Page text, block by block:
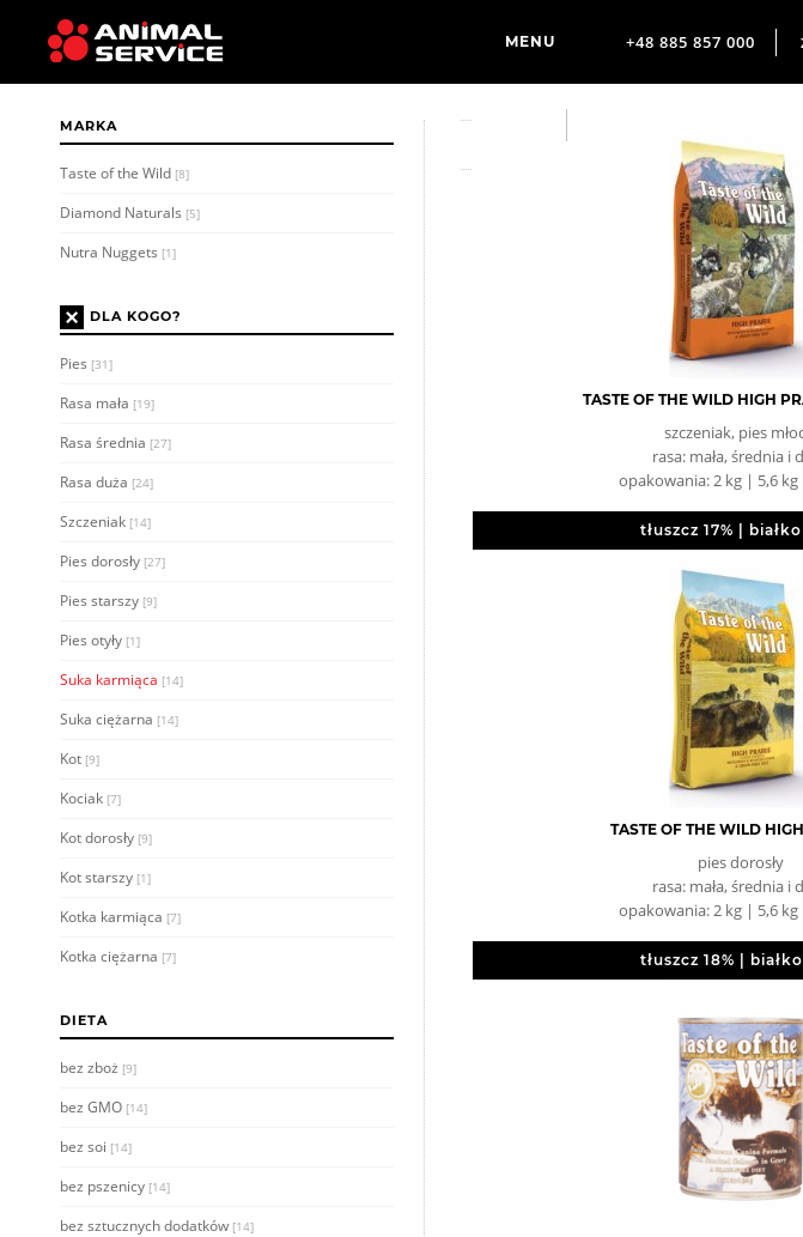
+48 885 857 000
MARKA
Taste of the Wild [8]
Diamond Naturals [5]
Nutra Nuggets [1]
× DLA KOGO?
Pies [31]
Rasa mała [19]
Rasa średnia [27]
Rasa duża [24]
Szczeniak [14]
Pies dorosły [27]
Pies starszy [9]
Pies otyły [1]
Suka karmiąca [14]
Suka ciężarna [14]
Kot [9]
Kociak [7]
Kot dorosły [9]
Kot starszy [1]
Kotka karmiąca [7]
Kotka ciężarna [7]
DIETA
bez zboż [9]
bez GMO [14]
bez soi [14]
bez pszenicy [14]
bez sztucznych dodatków [14]
TASTE OF THE WILD HIGH
szczeniak, pies
rasa: mała, średnia i
opakowania: 2 kg | 5,6 kg
tłuszcz 17% |
TASTE OF THE WILD
pies dorosły
rasa: mała, średnia i
opakowania: 2 kg | 5,6 kg
tłuszcz 18% |